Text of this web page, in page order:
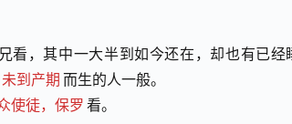
看，其中一大半到如今还在，却也有已经
未到产期 而生的人一般。
使徒，保罗看。